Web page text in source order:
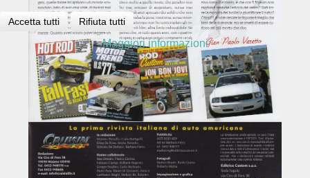
Accetta tutti Rifiuta tutti
Maggiori informazioni